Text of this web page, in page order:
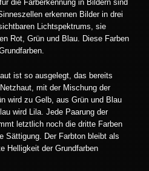
die Farberkennung in Bildern sind
erkennen Bilder in drei
Lichtspektrums, sie
Rot, Grün und Blau. Diese Farben
ist so ausgelegt, das bereits
mit der Mischung der
wird zu Gelb, aus Grün und Blau
wird Lila. Jede Paarung der
letztlich noch die dritte Farben
Sättigung. Der Farbton bleibt als
Helligkeit der Grundfarben